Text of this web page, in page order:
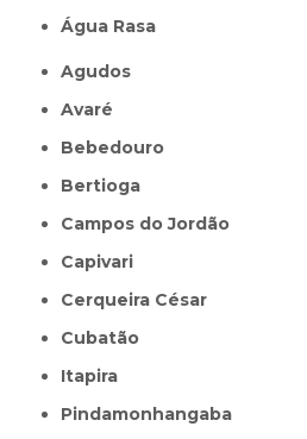
Água Rasa
Agudos
Avaré
Bebedouro
Bertioga
Campos do Jordão
Capivari
Cerqueira César
Cubatão
Itapira
Pindamonhangaba